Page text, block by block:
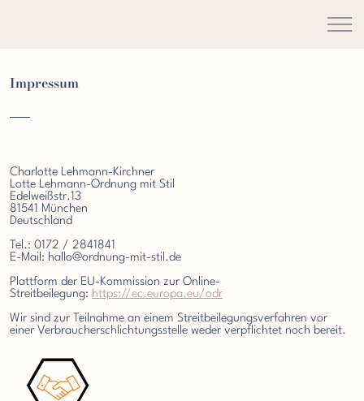
Impressum
Charlotte Lehmann-Kirchner
Lotte Lehmann-Ordnung mit Stil
Edelweißstr.13
81541 München
Deutschland
Tel.: 0172 / 2841841
E-Mail: hallo@ordnung-mit-stil.de
Plattform der EU-Kommission zur Online-
Streitbeilegung: https://ec.europa.eu/odr
Wir sind zur Teilnahme an einem Streitbeilegungsverfahren vor
einer Verbraucherschlichtungsstelle weder verpflichtet noch bereit.